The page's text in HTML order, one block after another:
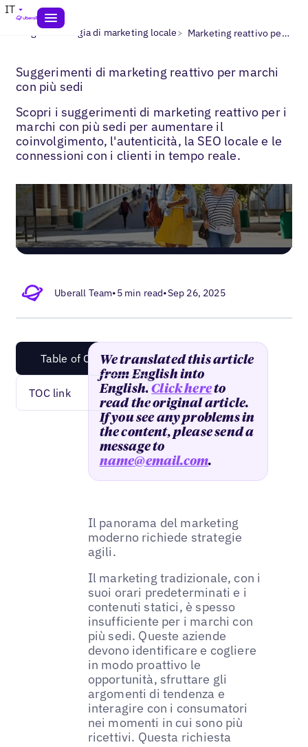
IT
Blogs> Strategia di marketing locale> Marketing reattivo per marchi
Suggerimenti di marketing reattivo per marchi
con più sedi
Scopri i suggerimenti di marketing reattivo per i
marchi con più sedi per aumentare il
coinvolgimento, l'autenticità, la SEO locale e le
connessioni con i clienti in tempo reale.
Uberall Team•5 min read•Sep 26, 2025
Table of Content
TOC link
We translated this article
from English into
English.Click hereto
read the original article.
If you see any problems in
the content, please send a
message to
name@email.com.
Il panorama del marketing
moderno richiede strategie
agili.
Il marketing tradizionale, con i
suoi orari predeterminati e i
contenuti statici, è spesso
insufficiente per i marchi con
più sedi. Queste aziende
devono identificare e cogliere
in modo proattivo le
opportunità, sfruttare gli
argomenti di tendenza e
interagire con i consumatori
nei momenti in cui sono più
ricettivi. Questa richiesta